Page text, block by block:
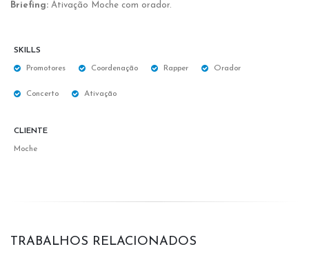
Briefing: Ativação Moche com orador.
SKILLS
Promotores Coordenação Rapper Orador
Concerto Ativação
CLIENTE
Moche
TRABALHOS RELACIONADOS